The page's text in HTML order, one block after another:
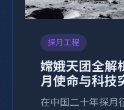
探月工程
嫦娥天团全解
月使命与科技
在中国二十年探月